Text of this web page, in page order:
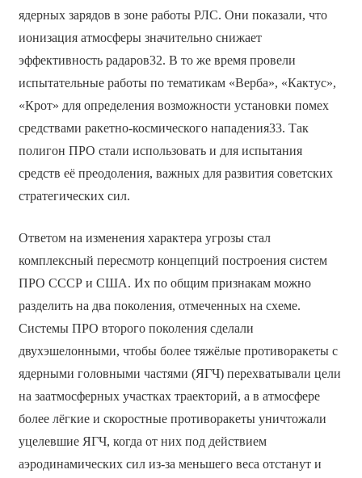
ядерных зарядов в зоне работы РЛС. Они показали, что
ионизация атмосферы значительно снижает
эффективность радаров32. В то же время провели
испытательные работы по тематикам «Верба», «Кактус»,
«Крот» для определения возможности установки помех
средствами ракетно-космического нападения33. Так
полигон ПРО стали использовать и для испытания
средств её преодоления, важных для развития советских
стратегических сил.
Ответом на изменения характера угрозы стал
комплексный пересмотр концепций построения систем
ПРО СССР и США. Их по общим признакам можно
разделить на два поколения, отмеченных на схеме.
Системы ПРО второго поколения сделали
двухэшелонными, чтобы более тяжёлые противоракеты с
ядерными головными частями (ЯГЧ) перехватывали цели
на заатмосферных участках траекторий, а в атмосфере
более лёгкие и скоростные противоракеты уничтожали
уцелевшие ЯГЧ, когда от них под действием
аэродинамических сил из-за меньшего веса отстанут и